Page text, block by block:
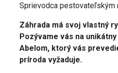
Sprievodca pestovateľským
Záhrada má svoj vlastný
Pozývame vás na
Abelom, ktorý vás
príroda vyžaduje.